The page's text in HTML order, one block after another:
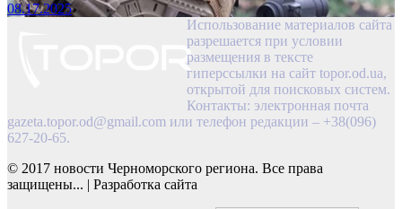
08.17.2025
Использование материалов сайта
разрешается при условии
размещения в тексте
гиперссылки на сайт topor.od.ua,
открытой для поисковых систем.
Контакты: электронная почта
gazeta.topor.od@gmail.com или телефон редакции – +38(096)
627-20-65.
© 2017 новости Черноморского региона. Все права
защищены... | Разработка сайта